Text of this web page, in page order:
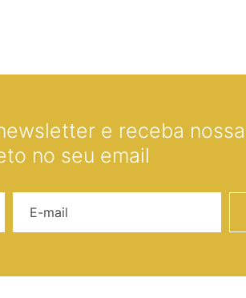
e receba
no seu email